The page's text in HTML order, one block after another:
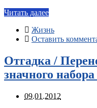
Читать далее
Жизнь
Оставить
Отгадка /
значного
09.01.2012